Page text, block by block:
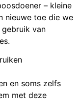
– kleine
nieuwe toe die we
van
en soms zelfs
met deze